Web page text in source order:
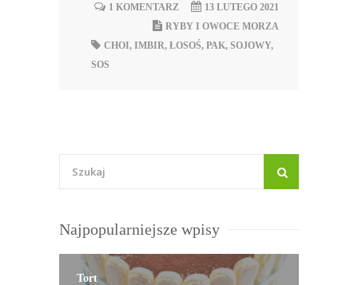
13 LUTEGO 2021
1 KOMENTARZ
RYBY I OWOCE MORZA
CHOI, IMBIR, ŁOSOŚ, PAK, SOJOWY,
SOS
Najpopularniejsze wpisy
Tort